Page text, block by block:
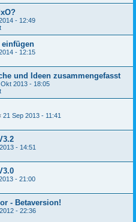
- 12:49
- 12:15
und Ideen zusammengefasst
2013 - 18:05
21 Sep 2013 - 11:41
- 14:51
- 21:00
- Betaversion!
- 22:36